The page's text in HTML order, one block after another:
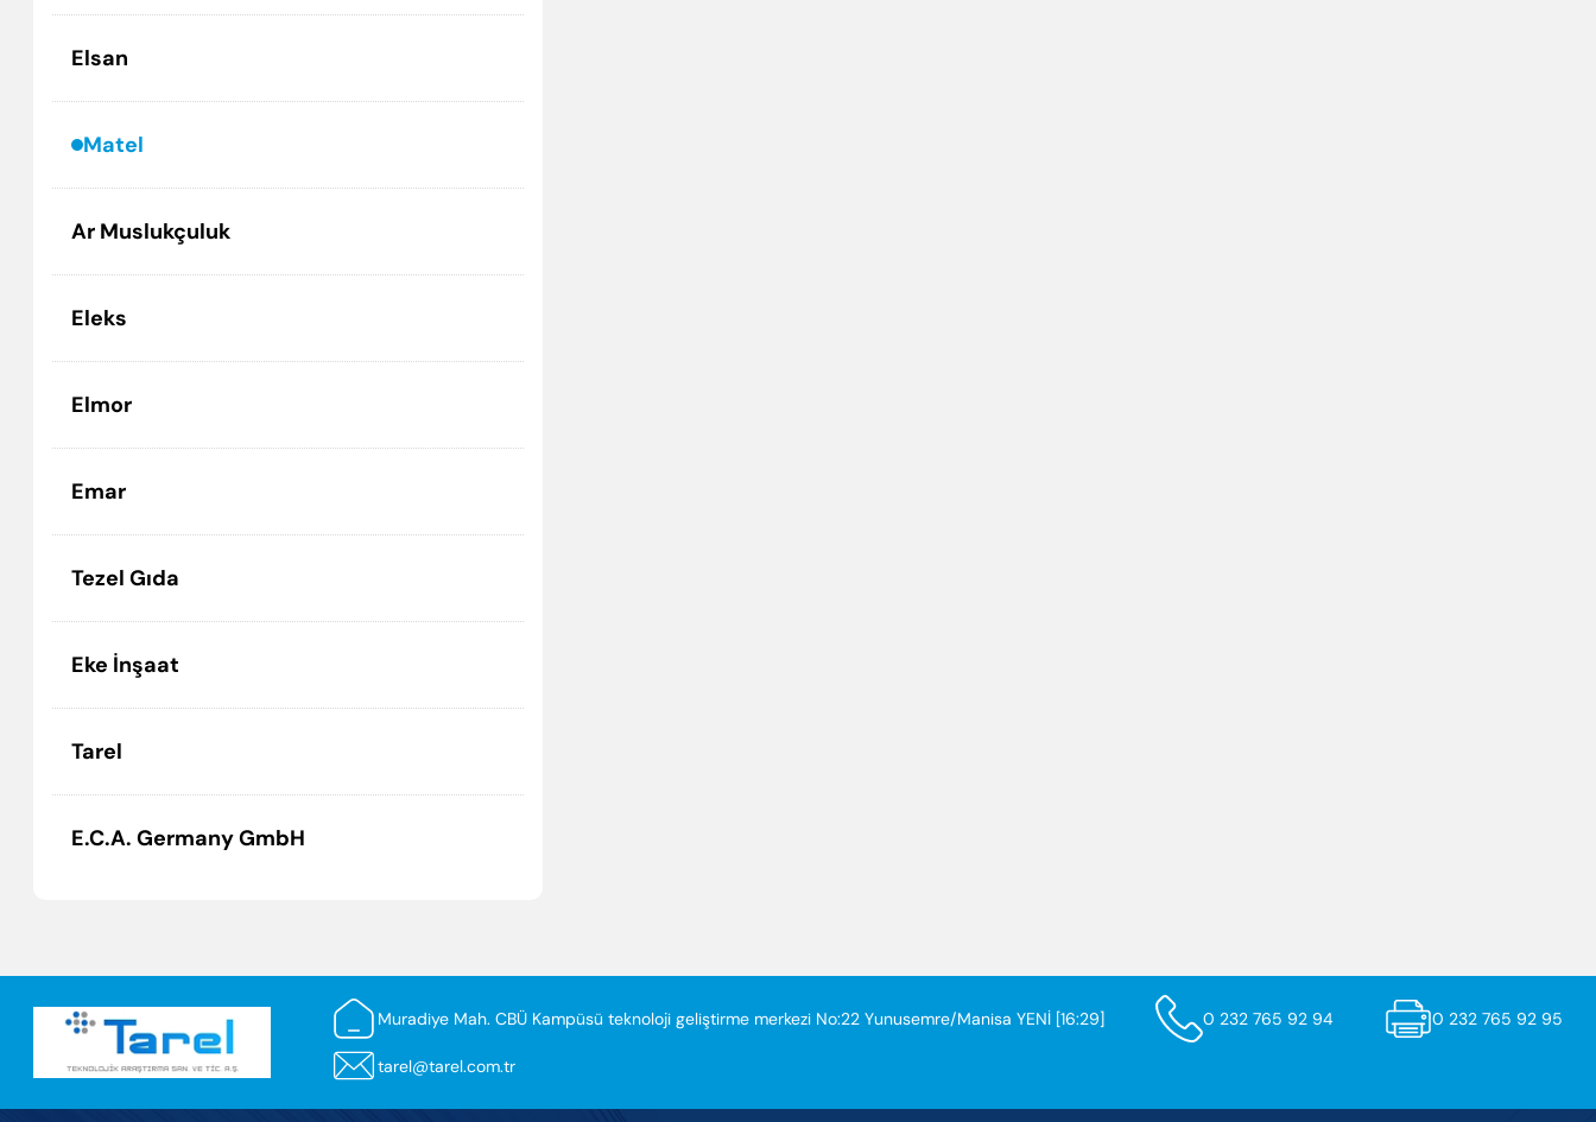
Elsan
Matel
Ar Muslukçuluk
Eleks
Elmor
Emar
Tezel Gıda
Eke İnşaat
Tarel
E.C.A. Germany GmbH
Muradiye Mah. CBÜ Kampüsü teknoloji geliştirme merkezi No:22 Yunusemre/Manisa YENİ [16:29] 0 232 765 92 94 0 232 765 92 95
tarel@tarel.com.tr